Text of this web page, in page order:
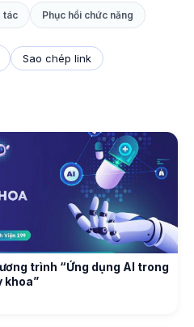
tác Phục hồi chức năng
Sao chép link
trình “Ứng dụng AI trong
khoa”